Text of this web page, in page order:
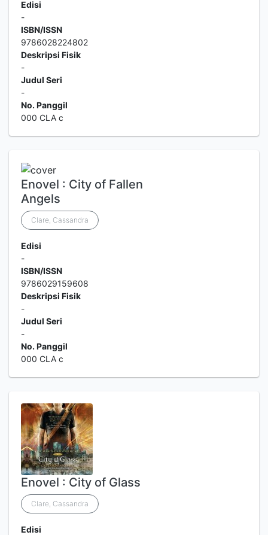
Edisi
-
ISBN/ISSN
9786028224802
Deskripsi Fisik
-
Judul Seri
-
No. Panggil
000 CLA c
Enovel : City of Fallen
Angels
Clare, Cassandra
Edisi
-
ISBN/ISSN
9786029159608
Deskripsi Fisik
-
Judul Seri
-
No. Panggil
000 CLA c
Enovel : City of Glass
Clare, Cassandra
Edisi